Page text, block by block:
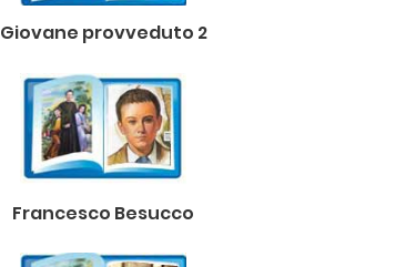
Giovane provveduto 2
Francesco Besucco